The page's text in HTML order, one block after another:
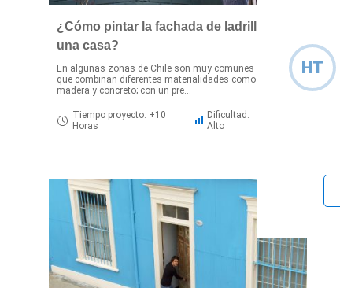
HT
¿Cómo pintar la fachada de ladrillos de
una casa?
En algunas zonas de Chile son muy comunes las casas
que combinan diferentes materialidades como ladrillo,
madera y concreto; con un pre...
Tiempo proyecto: +10
Horas
Dificultad:
Alto